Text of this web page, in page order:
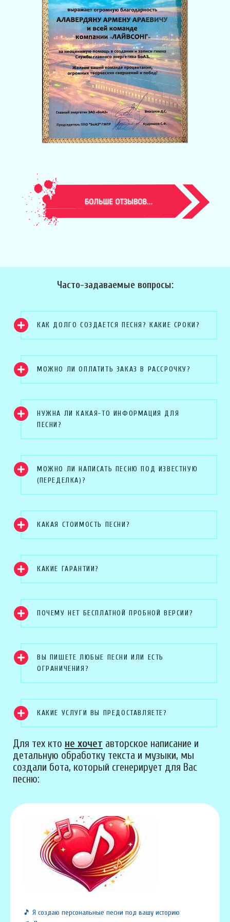
Часто-задаваемые вопросы:
КАК ДОЛГО СОЗДАЕТСЯ ПЕСНЯ? КАКИЕ СРОКИ?
МОЖНО ЛИ ОПЛАТИТЬ ЗАКАЗ В РАССРОЧКУ?
НУЖНА ЛИ КАКАЯ-ТО ИНФОРМАЦИЯ ДЛЯ
ПЕСНИ?
МОЖНО ЛИ НАПИСАТЬ ПЕСНЮ ПОД ИЗВЕСТНУЮ
(ПЕРЕДЕЛКА)?
КАКАЯ СТОИМОСТЬ ПЕСНИ?
КАКИЕ ГАРАНТИИ?
ПОЧЕМУ НЕТ БЕСПЛАТНОЙ ПРОБНОЙ ВЕРСИИ?
ВЫ ПИШЕТЕ ЛЮБЫЕ ПЕСНИ ИЛИ ЕСТЬ
ОГРАНИЧЕНИЯ?
КАКИЕ УСЛУГИ ВЫ ПРЕДОСТАВЛЯЕТЕ?
Для тех кто не хочет авторское написание и
детальную обработку текста и музыки, мы
создали бота, который сгенерирует для Вас
песню:
🎵 Я создаю персональные песни под вашу историю